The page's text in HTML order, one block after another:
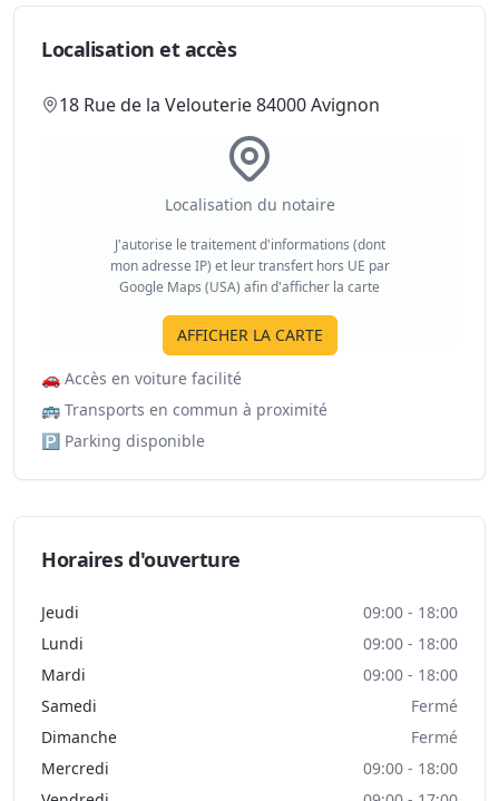
Localisation et accès
18 Rue de la Velouterie 84000 Avignon
Localisation du notaire
J'autorise le traitement d'informations (dont
mon adresse IP) et leur transfert hors UE par
Google Maps (USA) afin d'afficher la carte
AFFICHER LA CARTE
🚗 Accès en voiture facilité
🚌 Transports en commun à proximité
🅿️ Parking disponible
Horaires d'ouverture
Jeudi
09:00 - 18:00
Lundi
09:00 - 18:00
Mardi
09:00 - 18:00
Samedi
Fermé
Dimanche
Fermé
Mercredi
09:00 - 18:00